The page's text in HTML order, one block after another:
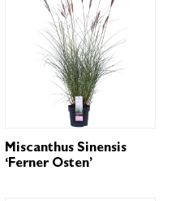
Miscanthus Sinensis
‘Ferner Osten’